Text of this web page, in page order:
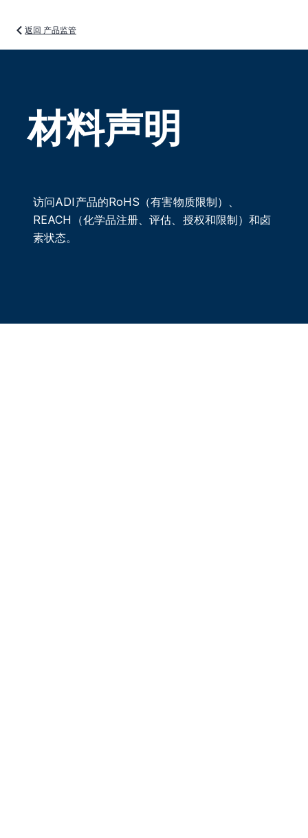
返回 产品监管
材料声明
访问ADI产品的RoHS（有害物质限制）、
REACH（化学品注册、评估、授权和限制）和卤
素状态。